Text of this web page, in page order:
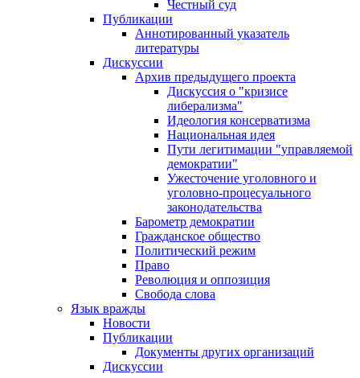
Честный суд
Публикации
Аннотированный указатель
литературы
Дискуссии
Архив предыдущего проекта
Дискуссия о "кризисе
либерализма"
Идеология консерватизма
Национальная идея
Пути легитимации "управляемой
демократии"
Ужесточение уголовного и
уголовно-процесуального
законодательства
Барометр демократии
Гражданское общество
Политический режим
Право
Революция и оппозиция
Свобода слова
Язык вражды
Новости
Публикации
Документы других организаций
Дискуссии